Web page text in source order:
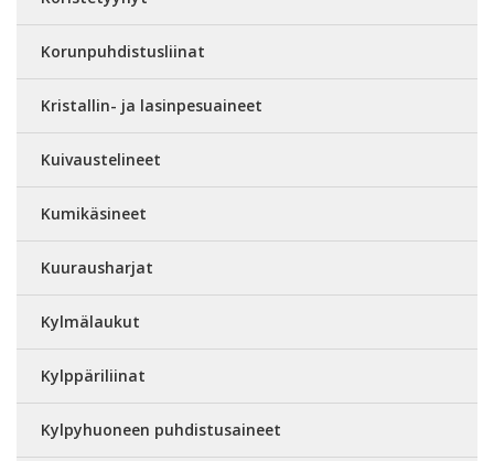
Korunpuhdistusliinat
Kristallin- ja lasinpesuaineet
Kuivaustelineet
Kumikäsineet
Kuurausharjat
Kylmälaukut
Kylppäriliinat
Kylpyhuoneen puhdistusaineet